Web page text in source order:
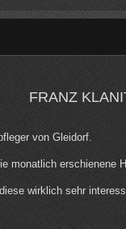
FRANZ
von Gleidorf.
monatlich erschienene
wirklich sehr